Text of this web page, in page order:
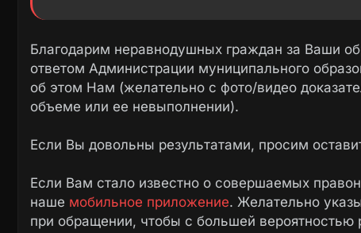
демонтировано.
В настоящее время проезд для
Благодарим неравнодушных граждан за Ваши
ответом Администрации муниципального
об этом Нам (желательно с фото/видео
объеме или ее невыполнении).
Если Вы довольны результатами, просим
Если Вам стало известно о совершаемых
наше мобильное приложение. Желательно
при обращении, чтобы с большей